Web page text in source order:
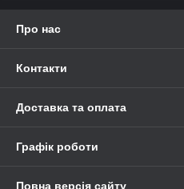
Про нас
Контакти
Доставка та оплата
Графік роботи
Повна версія сайту